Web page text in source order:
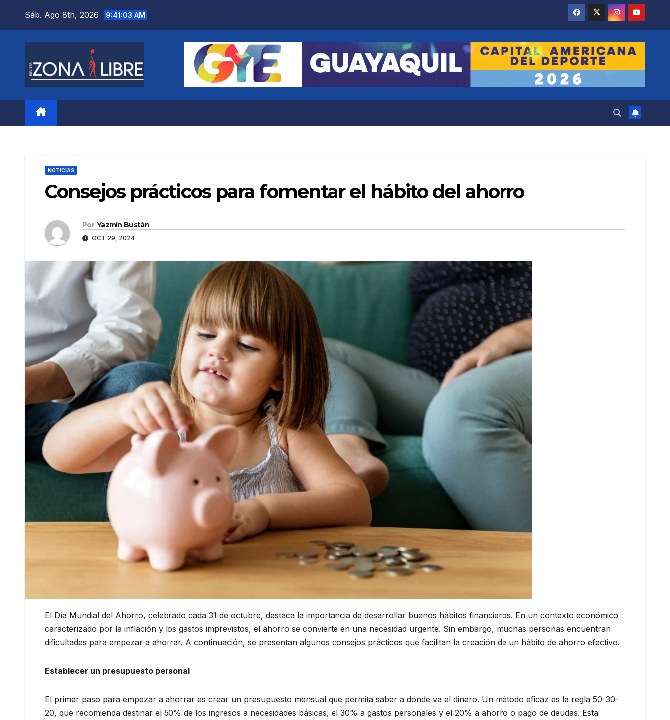
Sáb. Ago 8th, 2026 9:41:04 AM
NOTICIAS
Consejos prácticos para fomentar el hábito del ahorro
Por Yazmín Bustán
OCT 29, 2024
El Día Mundial del Ahorro, celebrado cada 31 de octubre, destaca la importancia de desarrollar buenos hábitos financieros. En un contexto económico
caracterizado por la inflación y los gastos imprevistos, el ahorro se convierte en una necesidad urgente. Sin embargo, muchas personas encuentran
dificultades para empezar a ahorrar. A continuación, se presentan algunos consejos prácticos que facilitan la creación de un hábito de ahorro efectivo.
Establecer un presupuesto personal
El primer paso para empezar a ahorrar es crear un presupuesto mensual que permita saber a dónde va el dinero. Un método eficaz es la regla 50-30-
20, que recomienda destinar el 50% de los ingresos a necesidades básicas, el 30% a gastos personales y el 20% a ahorro o pago de deudas. Esta